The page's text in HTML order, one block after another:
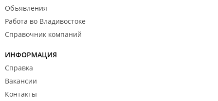
Объявления
Работа во Владивостоке
Справочник компаний
ИНФОРМАЦИЯ
Справка
Вакансии
Контакты